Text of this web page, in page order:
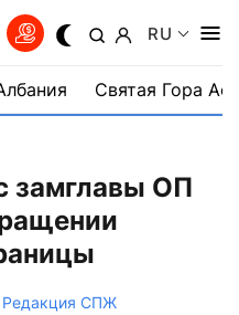
RU
Святая Гора
замглавы ОП
Редакция СПЖ